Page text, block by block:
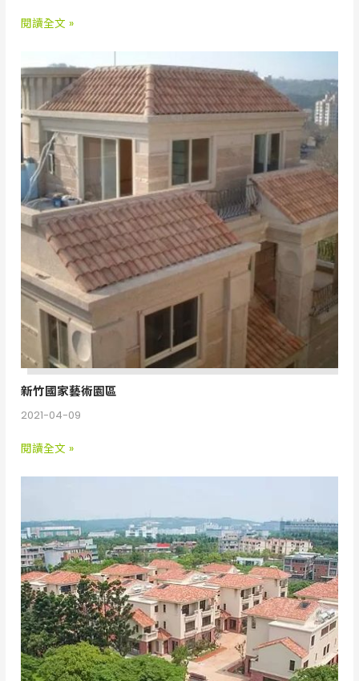
閱讀全文 »
新竹國家藝術園區
2021-04-09
竹
國
家
藝
術
園
區
閱讀全文 »
園
區
托
斯
卡
尼